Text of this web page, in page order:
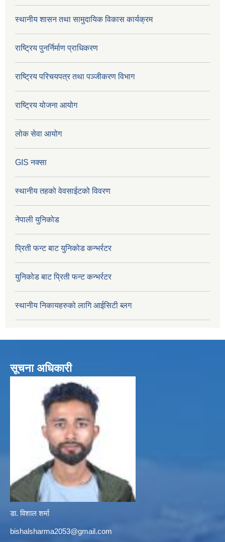
स्थानीय शासन तथा सामुदायिक विकास कार्यक्रम
राष्ट्रिय पुनर्निर्माण प्राधिकरण
राष्ट्रिय परिचयपत्र तथा पञ्जीकरण विभाग
राष्ट्रिय योजना आयोग
लोक सेवा आयोग
GIS नक्सा
स्थानीय तहको वेवसाईटको विवरण
नेपाली युनिकोड
प्रिती फन्ट बाट युनिकोड कन्भर्रटर
युनिकोड बाट प्रिती फन्ट कन्भर्रटर
स्थानीय निकायहरुको लागि आईसिटी ब्लग
सूचना अधिकारी
डा. विशाल शर्मा
bishalsharma2053@gmail.com